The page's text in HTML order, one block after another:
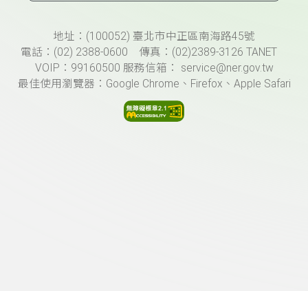
頁尾資訊地址：(100052) 臺北市中正區南海路45號
電話：(02) 2388-0600 傳真：(02)2389-3126 TANET
VOIP：99160500 服務信箱： service@ner.gov.tw
最佳使用瀏覽器：Google Chrome、Firefox、Apple Safari